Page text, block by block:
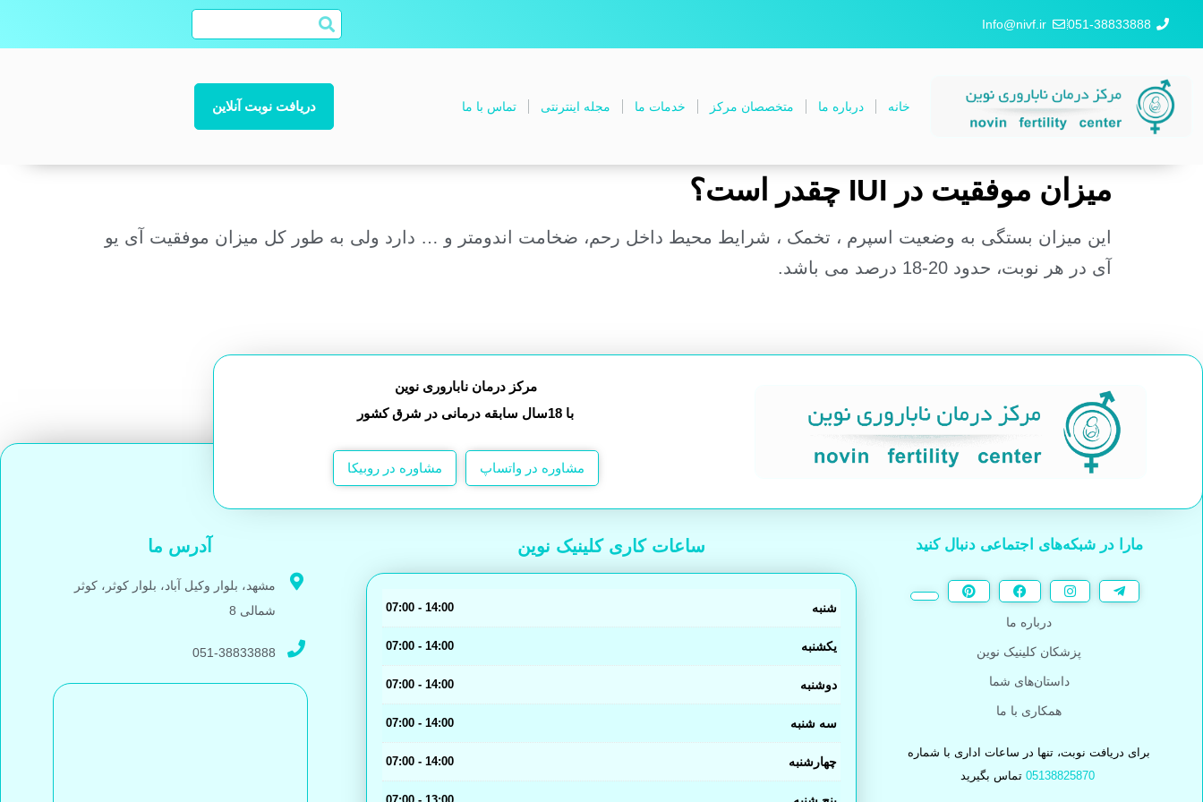
051-38833888
Info@nivf.ir
خانه درباره ما متخصصان مرکز خدمات ما مجله اینترنتی تماس با ما دریافت نوبت آنلاین
میزان موفقیت در IUI چقدر است؟
این میزان بستگی به وضعیت اسپرم ، تخمک ، شرایط محیط داخل رحم، ضخامت اندومتر و … دارد ولی به طور کل میزان موفقیت آی یو
آی در هر نوبت، حدود 20-18 درصد می باشد.
مرکز درمان ناباروری نوین
با 18سال سابقه درمانی در شرق کشور
مشاوره در واتساپ مشاوره در روبیکا
مارا در شبکه‌های اجتماعی دنبال کنید
درباره ما
پزشکان کلینیک نوین
داستان‌های شما
همکاری با ما
برای دریافت نوبت، تنها در ساعات اداری با شماره
05138825870 تماس بگیرید
ساعات کاری کلینیک نوین
شنبه 14:00 - 07:00
یکشنبه 14:00 - 07:00
دوشنبه 14:00 - 07:00
سه شنبه 14:00 - 07:00
چهارشنبه 14:00 - 07:00
13:00 - 07:00
آدرس ما
مشهد، بلوار وکیل آباد، بلوار کوثر، کوثر
شمالی 8
051-38833888